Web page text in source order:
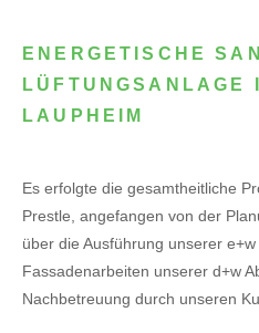
ENERGETISCHE
LÜFTUNGSANLAGE
LAUPHEIM
Es erfolgte die gesamtheitliche
Prestle, angefangen von der
über die Ausführung unserer
Fassadenarbeiten unserer d+w
Nachbetreuung durch unseren